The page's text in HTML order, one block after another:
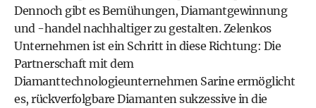
Dennoch gibt es Bemühungen, Diamantgewinnung
und -handel nachhaltiger zu gestalten. Zelenkos
Unternehmen ist ein Schritt in diese Richtung: Die
Partnerschaft mit dem
Diamanttechnologieunternehmen Sarine ermöglicht
es, rückverfolgbare Diamanten sukzessive in die